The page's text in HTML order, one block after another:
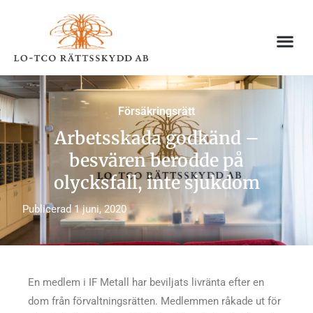
Försäkringsrätt
Arbetsskada godkänd –
besvären berodde på
olycksfall, inte sjukdom
Publicerad 1 juni, 2020
En medlem i IF Metall har beviljats livränta efter en
dom från förvaltningsrätten. Medlemmen råkade ut för